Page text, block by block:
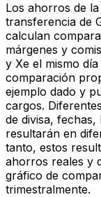
Los ahorros de
transferencia de
calculan
márgenes y
y Xe el mismo
comparación
ejemplo dado y
cargos.
de divisa,
resultarán en
tanto, estos
ahorros reales y
gráfico de
trimestralmente.